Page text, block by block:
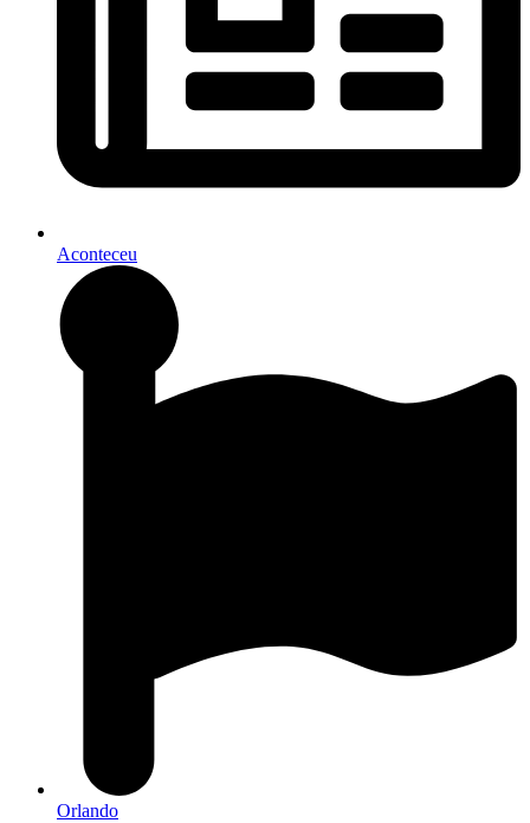
Aconteceu
Orlando